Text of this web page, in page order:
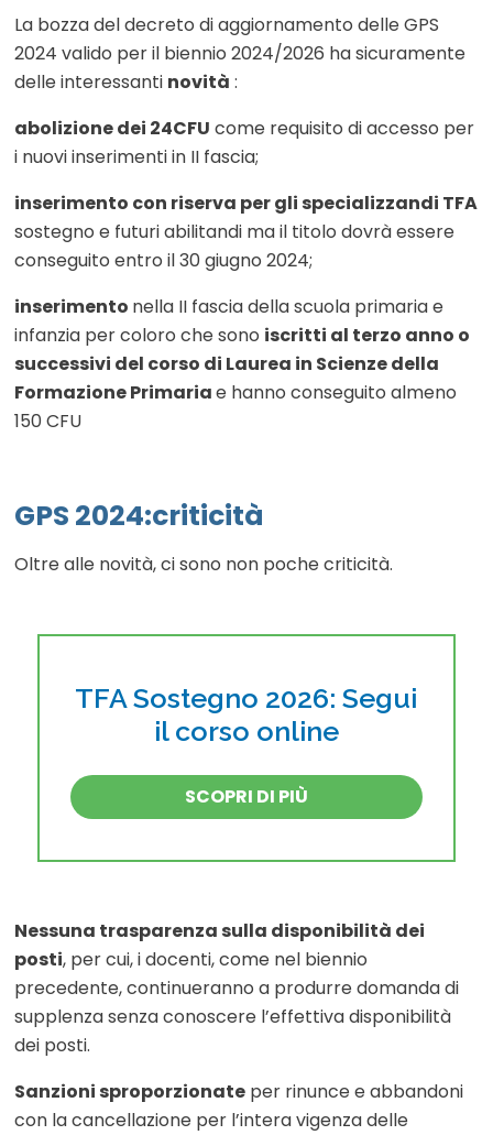
La bozza del decreto di aggiornamento delle GPS
2024 valido per il biennio 2024/2026 ha sicuramente
delle interessanti novità :
abolizione dei 24CFU come requisito di accesso per
i nuovi inserimenti in II fascia;
inserimento con riserva per gli specializzandi TFA
sostegno e futuri abilitandi ma il titolo dovrà essere
conseguito entro il 30 giugno 2024;
inserimento nella II fascia della scuola primaria e
infanzia per coloro che sono iscritti al terzo anno o
successivi del corso di Laurea in Scienze della
Formazione Primariae hanno conseguito almeno
150 CFU
GPS 2024:criticità
Oltre alle novità, ci sono non poche criticità.
TFA Sostegno 2026: Segui
il corso online
SCOPRI DI PIÙ
Nessuna trasparenza sulla disponibilità dei
posti, per cui, i docenti, come nel biennio
precedente, continueranno a produrre domanda di
supplenza senza conoscere l’effettiva disponibilità
dei posti.
Sanzioni sproporzionate per rinunce e abbandoni
con la cancellazione per l’intera vigenza delle